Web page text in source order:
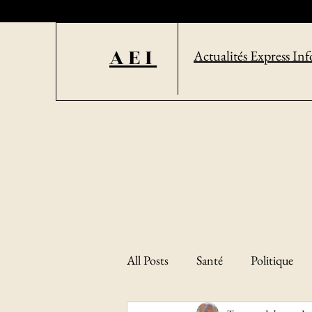
AEI Actualités Express
All Posts Santé Politique